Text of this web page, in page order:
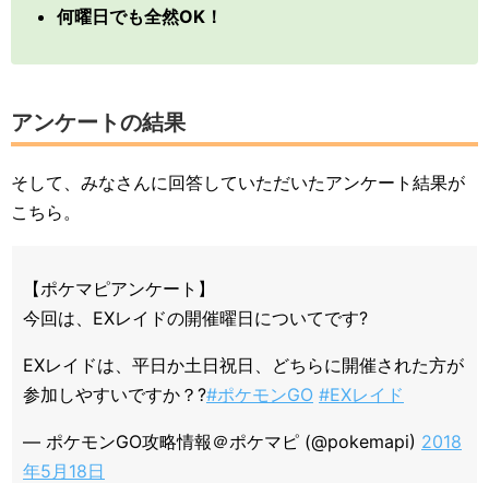
何曜日でも全然OK！
アンケートの結果
そして、みなさんに回答していただいたアンケート結果が
こちら。
【ポケマピアンケート】
今回は、EXレイドの開催曜日についてです?
EXレイドは、平日か土日祝日、どちらに開催された方が
参加しやすいですか？?#ポケモンGO #EXレイド
— ポケモンGO攻略情報＠ポケマピ (@pokemapi) 2018
年5月18日